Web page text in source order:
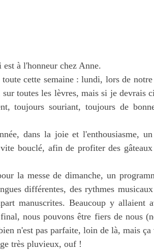
à l'honneur chez Anne.
cette semaine : lundi, lors de
toutes les lèvres, mais si je devrais
toujours souriant, toujours de
dans la joie et l'enthousiasme,
bouclé, afin de profiter des
la messe de dimanche, un
différentes, des rythmes
manuscrites. Beaucoup y allaient
nous pouvons être fiers de nous
n'est pas parfaite, loin de là, mais
très pluvieux, ouf !